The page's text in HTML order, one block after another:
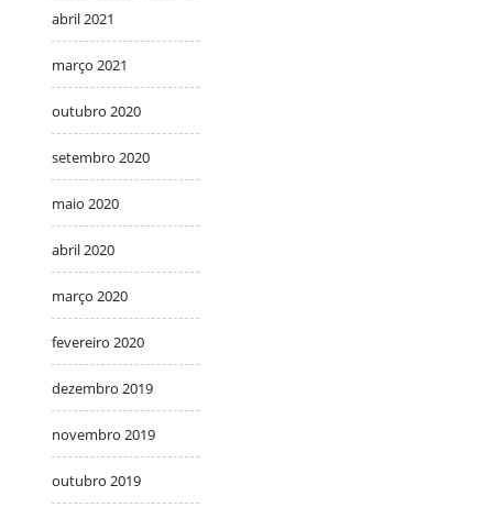
abril 2021
março 2021
outubro 2020
setembro 2020
maio 2020
abril 2020
março 2020
fevereiro 2020
dezembro 2019
novembro 2019
outubro 2019